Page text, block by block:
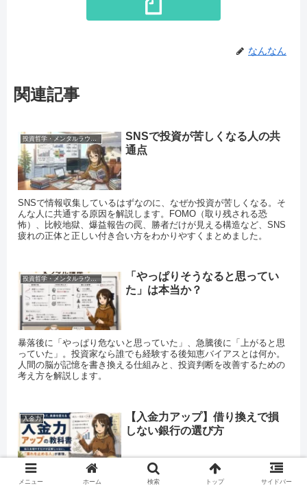
なんなん
関連記事
SNSで投資が苦しくなる人の共
通点
SNSで情報収集しているはずなのに、なぜか投資が苦しくなる。そ
んな人に共通する原因を解説します。FOMO（取り残される恐
怖）、比較地獄、爆益報告の罠、勝者だけが見える構造など、SNS
疲れの正体と正しい付き合い方をわかりやすくまとめました。
投資哲学・メンタルラウンジ
「やっぱりそうなると思ってい
た」は本当か？
暴落後に「やっぱり危ないと思っていた」、急騰後に「上がると思
っていた」。投資家なら誰でも経験する後知恵バイアスとは何か。
人間の脳が記憶を書き換える仕組みと、投資判断を改善するための
考え方を解説します。
入金力
【入金力アップ】借り換えで損
しない銀行の選び方
メタディスクリプション： 住宅ローン借り換えで損しないための考
メニュー ホーム 検索 トップ サイドバー